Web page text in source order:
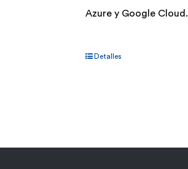
Azure y Google Cloud.
Detalles